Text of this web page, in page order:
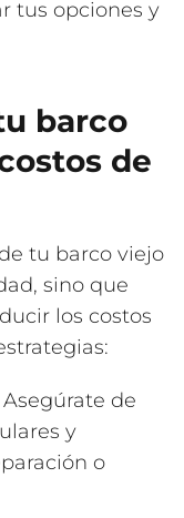
tus opciones y
barco
de
tu barco viejo
sino que
los costos
Asegúrate de
y
o